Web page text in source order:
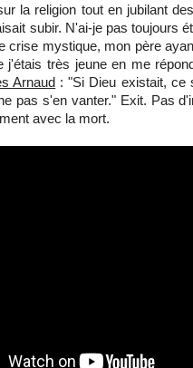
la religion tout en jubilant
subir. N'ai-je pas toujours
crise mystique, mon père
j'étais très jeune en me
Arnaud : "Si Dieu existait, ce
pas s'en vanter." Exit. Pas
avec la mort.